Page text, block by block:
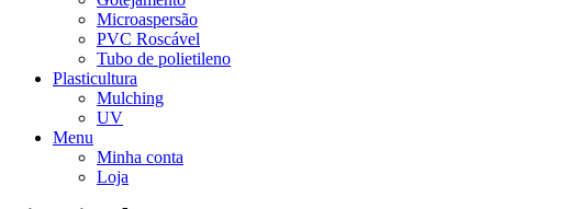
Microaspersão
PVC Roscável
Tubo de polietileno
Plasticultura
Mulching
UV
Menu
Minha conta
Loja